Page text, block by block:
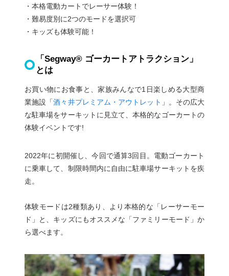
・本格電動カートでレーサー体験！
・難易度別に2つのモードを選択可
・キッズも体験可能！
「Segway® ゴーカートアトラクション」
とは
お買い物にお食事と、家族みんなで1日楽しめる大型商
業施設「酒々井プレミアム・アウトレット 」。その広大
な駐車場をサーキットに見立て、本格的なゴーカートの
体験イベントです!
2022年に初開催し、今回で通算3回目。電動ゴーカート
に乗車して、制限時間内に自由に駐車場サーキットを疾
走。
体験モードは2種類あり、より本格的な「レーサーモー
ド」と、キッズにもオススメな「ファミリーモード」か
ら選べます。